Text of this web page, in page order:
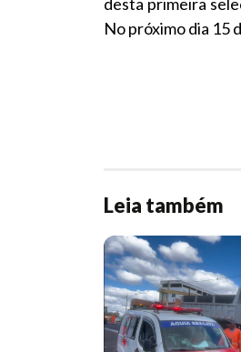
No próximo dia 15
Leia também